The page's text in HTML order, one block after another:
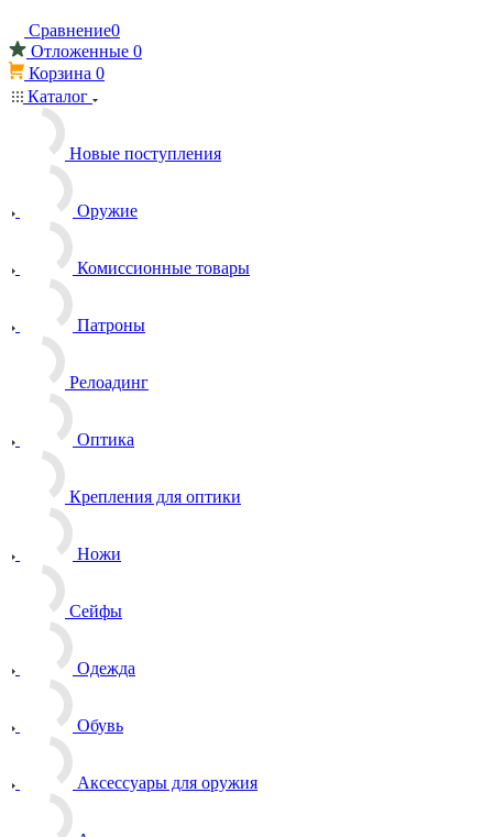
Сравнение0
Отложенные 0
Корзина 0
Каталог
Новые поступления
Оружие
Комиссионные товары
Патроны
Релоадинг
Оптика
Крепления для оптики
Ножи
Сейфы
Одежда
Обувь
Аксессуары для оружия